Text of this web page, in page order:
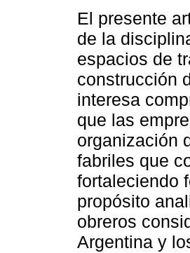
El presente
de la
espacios de
construcción
interesa
que las
organización
fabriles que
fortaleciendo
propósito
obreros
Argentina y